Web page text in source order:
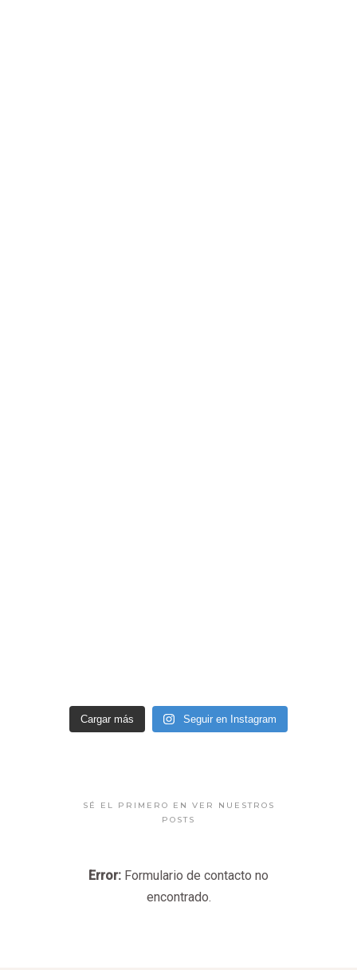
Cargar más Seguir en Instagram
SÉ EL PRIMERO EN VER NUESTROS
POSTS
Error: Formulario de contacto no
encontrado.